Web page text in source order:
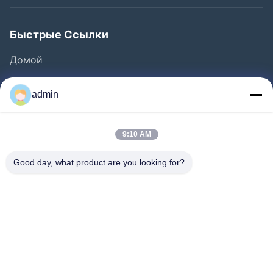
Быстрые Ссылки
Домой
Продукты
Видео
Контроль Качества
admin
9:10 AM
Good day, what product are you looking for?